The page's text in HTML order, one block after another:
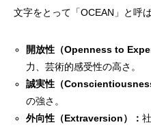
文字をとって「OCEAN」と呼ば
開放性（Openness to
力、芸術的感受性の高さ。
誠実性（
の強さ。
外向性（Extraversion）：